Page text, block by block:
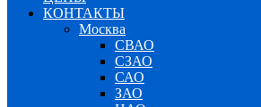
КОНТАКТЫ
Москва
СВАО
СЗАО
САО
ЗАО